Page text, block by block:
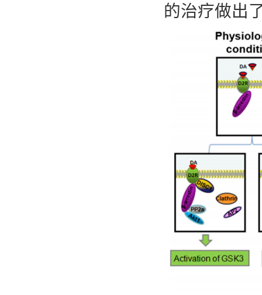
的治疗做出